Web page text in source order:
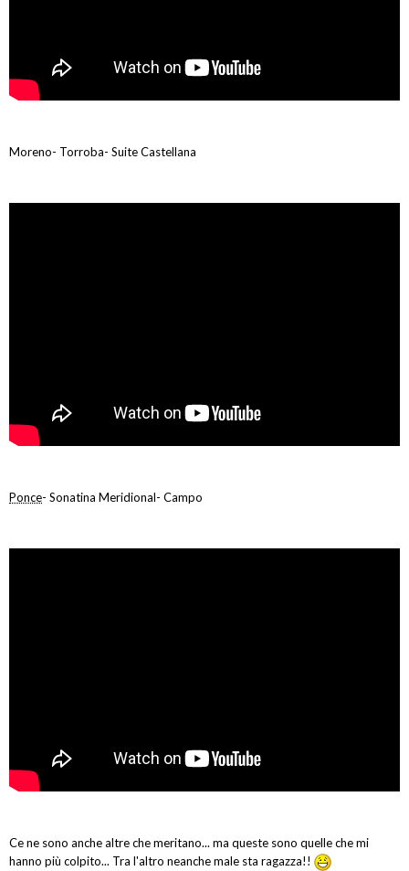
Moreno- Torroba- Suite Castellana
Ponce- Sonatina Meridional- Campo
Ce ne sono anche altre che meritano... ma queste sono quelle che mi
hanno più colpito... Tra l'altro neanche male sta ragazza!!